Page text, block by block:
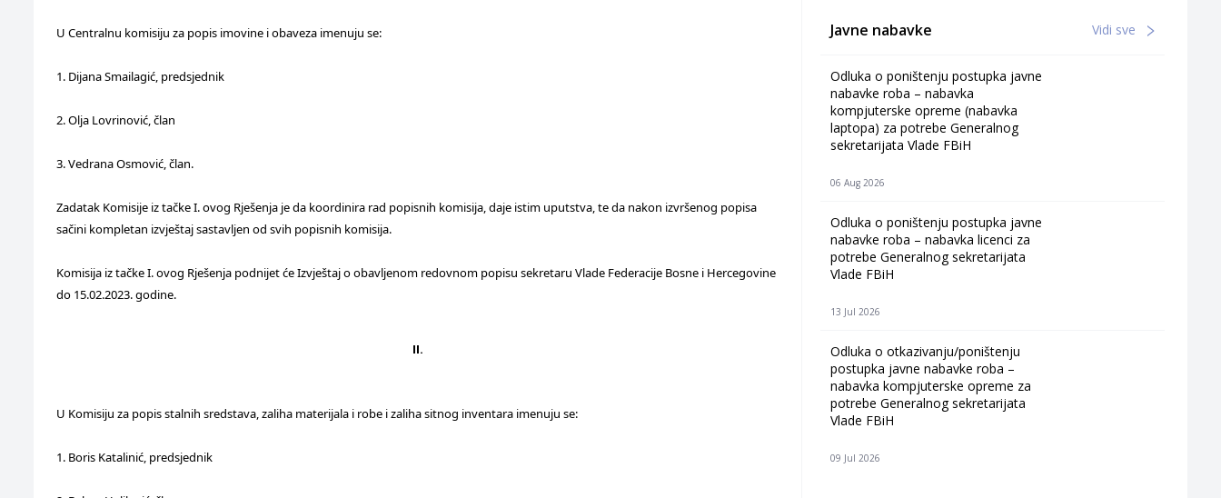
U Centralnu komisiju za popis imovine i obaveza imenuju se:
1. Dijana Smailagić, predsjednik
2. Olja Lovrinović, član
3. Vedrana Osmović, član.
Zadatak Komisije iz tačke I. ovog Rješenja je da koordinira rad popisnih komisija, daje istim uputstva, te da nakon izvršenog popisa
sačini kompletan izvještaj sastavljen od svih popisnih komisija.
Komisija iz tačke I. ovog Rješenja podnijet će Izvještaj o obavljenom redovnom popisu sekretaru Vlade Federacije Bosne i Hercegovine
do 15.02.2023. godine.
II.
U Komisiju za popis stalnih sredstava, zaliha materijala i robe i zaliha sitnog inventara imenuju se:
1. Boris Katalinić, predsjednik
Javne nabavke Vidi sve
Odluka o poništenju postupka javne
nabavke roba – nabavka
kompjuterske opreme (nabavka
laptopa) za potrebe Generalnog
sekretarijata Vlade FBiH
06 Aug 2026
Odluka o poništenju postupka javne
nabavke roba – nabavka licenci za
potrebe Generalnog sekretarijata
Vlade FBiH
13 Jul 2026
Odluka o otkazivanju/poništenju
postupka javne nabavke roba –
nabavka kompjuterske opreme za
potrebe Generalnog sekretarijata
Vlade FBiH
09 Jul 2026